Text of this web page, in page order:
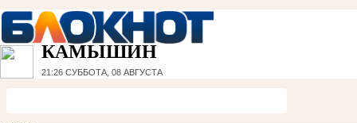
КАМЫШИН
21:26 СУББОТА, 08 АВГУСТА